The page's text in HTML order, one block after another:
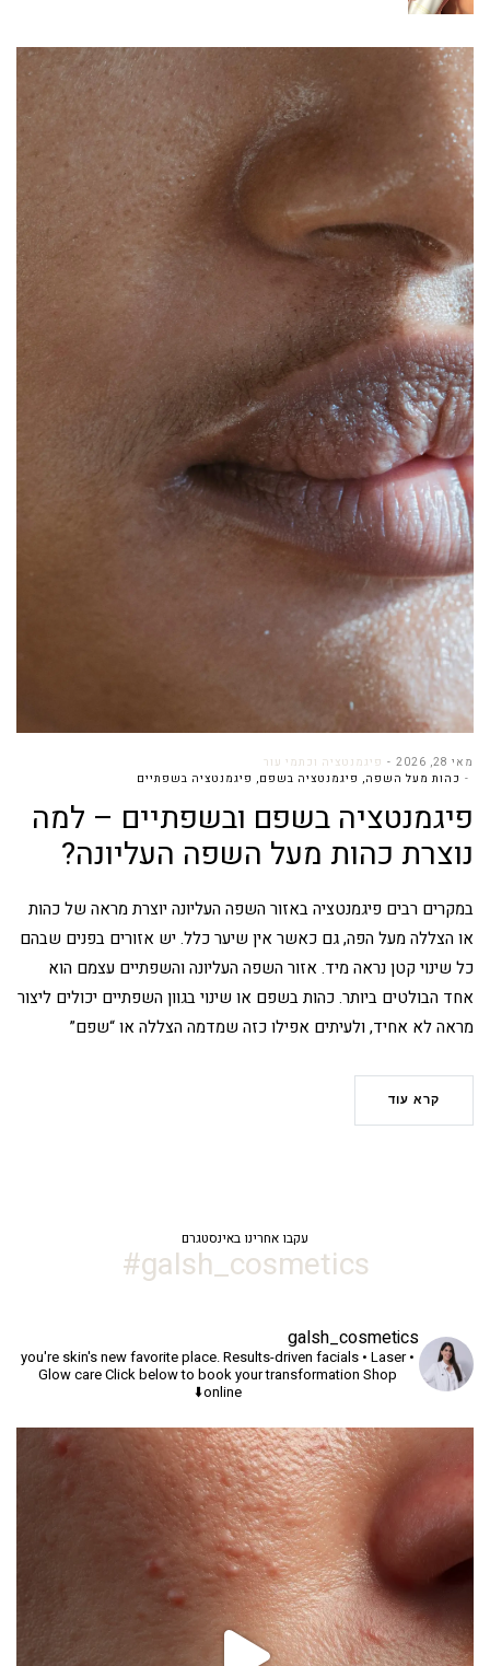
מאי 28, 2026
פיגמנטציה וכתמי עור
כהות מעל השפה, פיגמנטציה בשפם, פיגמנטציה בשפתיים
פיגמנטציה בשפם ובשפתיים – למה
נוצרת כהות מעל השפה העליונה?
במקרים רבים פיגמנטציה באזור השפה העליונה יוצרת מראה של כהות
או הצללה מעל הפה, גם כאשר אין שיער כלל. יש אזורים בפנים שבהם
כל שינוי קטן נראה מיד. אזור השפה העליונה והשפתיים עצמם הוא
אחד הבולטים ביותר. כהות בשפם או שינוי בגוון השפתיים יכולים ליצור
מראה לא אחיד, ולעיתים אפילו כזה שמדמה הצללה או “שפם”
קרא עוד
עקבו אחרינו באינסטגרם
galsh_cosmetics#
galsh_cosmetics
you're skin's new favorite place.Results-driven facials • Laser •
Glow careClick below to book your transformation Shop
online⬇️